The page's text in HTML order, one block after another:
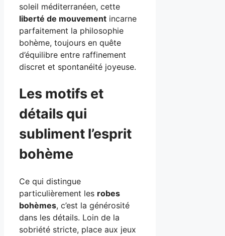
soleil méditerranéen, cette
liberté de mouvement incarne
parfaitement la philosophie
bohème, toujours en quête
d’équilibre entre raffinement
discret et spontanéité joyeuse.
Les motifs et
détails qui
subliment l’esprit
bohème
Ce qui distingue
particulièrement les robes
bohèmes, c’est la générosité
dans les détails. Loin de la
sobriété stricte, place aux jeux